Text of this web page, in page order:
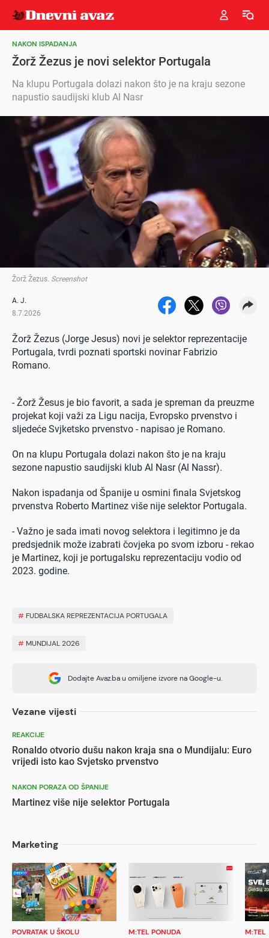
NAKON ISPADANJA
Žorž Žezus je novi selektor Portugala
Na klupu Portugala dolazi nakon što je na kraju sezone
napustio saudijski klub Al Nasr
Žorž Žezus. Screenshot
A. J.
8.7.2026
Žorž Žezus (Jorge Jesus) novi je selektor reprezentacije
Portugala, tvrdi poznati sportski novinar Fabrizio
Romano.
- Žorž Žesus je bio favorit, a sada je spreman da preuzme
projekat koji važi za Ligu nacija, Evropsko prvenstvo i
sljedeće Svjketsko prvenstvo - napisao je Romano.
On na klupu Portugala dolazi nakon što je na kraju
sezone napustio saudijski klub Al Nasr (Al Nassr).
Nakon ispadanja od Španije u osmini finala Svjetskog
prvenstva Roberto Martinez više nije selektor Portugala.
- Važno je sada imati novog selektora i legitimno je da
predsjednik može izabrati čovjeka po svom izboru - rekao
je Martinez, koji je portugalsku reprezentaciju vodio od
2023. godine.
# FUDBALSKA REPREZENTACIJA PORTUGALA
# MUNDIJAL 2026
Dodajte Avaz.ba u omiljene izvore na Google-u.
Vezane vijesti
REAKCIJE
Ronaldo otvorio dušu nakon kraja sna o Mundijalu: Euro
vrijedi isto kao Svjetsko prvenstvo
NAKON PORAZA OD ŠPANIJE
Martinez više nije selektor Portugala
Marketing
POVRATAK U ŠKOLU M:TEL PONUDA M:TEL